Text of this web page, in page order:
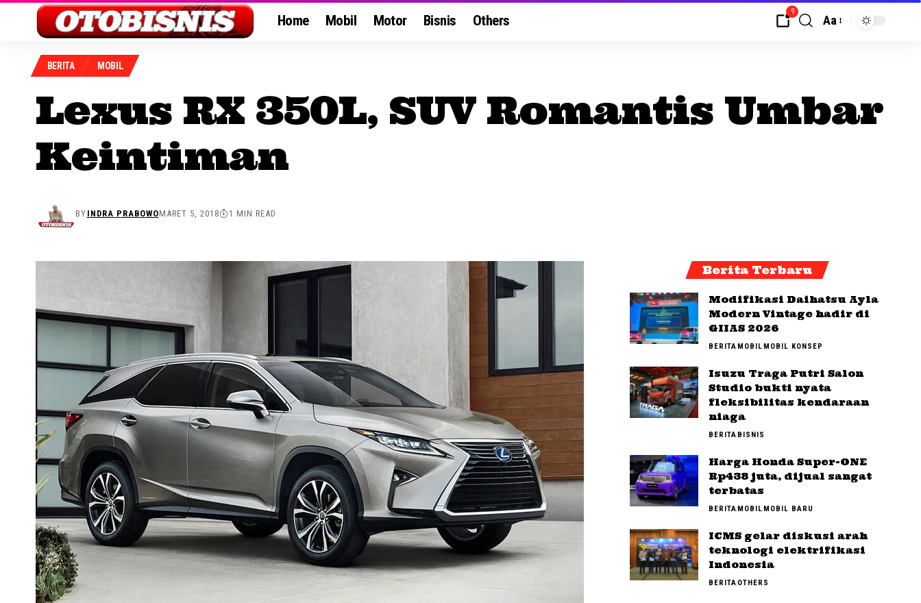
Home Mobil Motor Bisnis Others
9
Aa
BERITA MOBIL
Lexus RX 350L, SUV Romantis Umbar
Keintiman
BY INDRA PRABOWOMARET 5, 2018 1 MIN READ
Berita Terbaru
Modifikasi Daihatsu Ayla
Modern Vintage hadir di
GIIAS 2026
BERITAMOBILMOBIL KONSEP
Isuzu Traga Putri Salon
Studio bukti nyata
fleksibilitas kendaraan
niaga
BERITABISNIS
Harga Honda Super-ONE
Rp438 juta, dijual sangat
terbatas
BERITAMOBILMOBIL BARU
ICMS gelar diskusi arah
teknologi elektrifikasi
Indonesia
BERITAOTHERS